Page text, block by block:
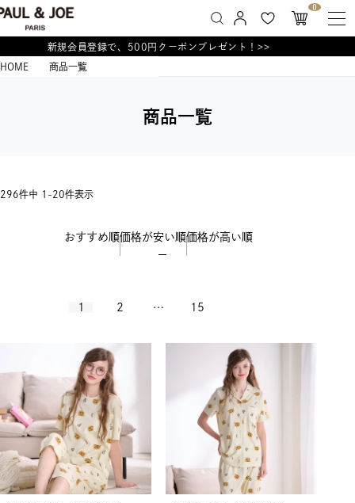
0
新規会員登録で、500円クーポンプレゼント！>>
HOME 商品一覧
商品一覧
おすすめ順価格が安い順価格が高い順
296件中 1 -20件表示
1 2 … 15